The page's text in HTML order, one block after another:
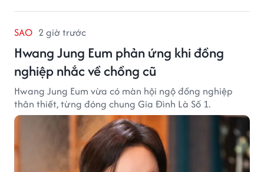
SAO 2 giờ trước
Hwang Jung Eum phản ứng khi đồng
nghiệp nhắc về chồng cũ
Hwang Jung Eum vừa có màn hội ngộ đồng nghiệp
thân thiết, từng đóng chung Gia Đình Là Số 1.